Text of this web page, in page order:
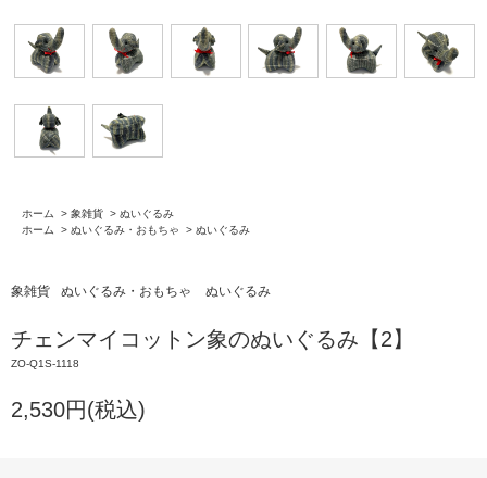
ホーム > 象雑貨 > ぬいぐるみ
ホーム
> ぬいぐるみ・おもちゃ > ぬいぐるみ
象雑貨 ぬいぐるみ・おもちゃ ぬいぐるみ
チェンマイコットン象のぬいぐるみ【2】
ZO-Q1S-1118
2,530円(税込)